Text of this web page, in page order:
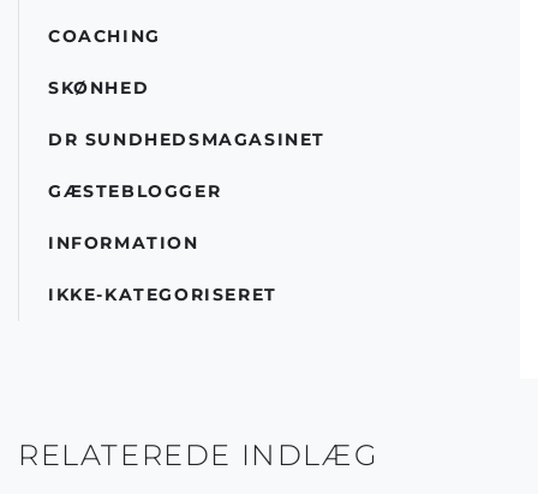
COACHING
SKØNHED
DR SUNDHEDSMAGASINET
GÆSTEBLOGGER
INFORMATION
IKKE-KATEGORISERET
RELATEREDE INDLÆG